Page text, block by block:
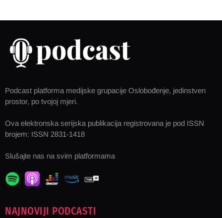
Podcast platforma medijske grupacije Oslobođenje, jedinstven
prostor, po tvojoj mjeri.
Ova elektronska serijska publikacija registrovana je pod ISSN
brojem: ISSN 2831-1418
Slušajte nas na svim platformama
NAJNOVIJI PODCASTI